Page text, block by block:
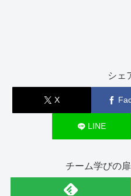
シェ
X
LINE
チーム学びの